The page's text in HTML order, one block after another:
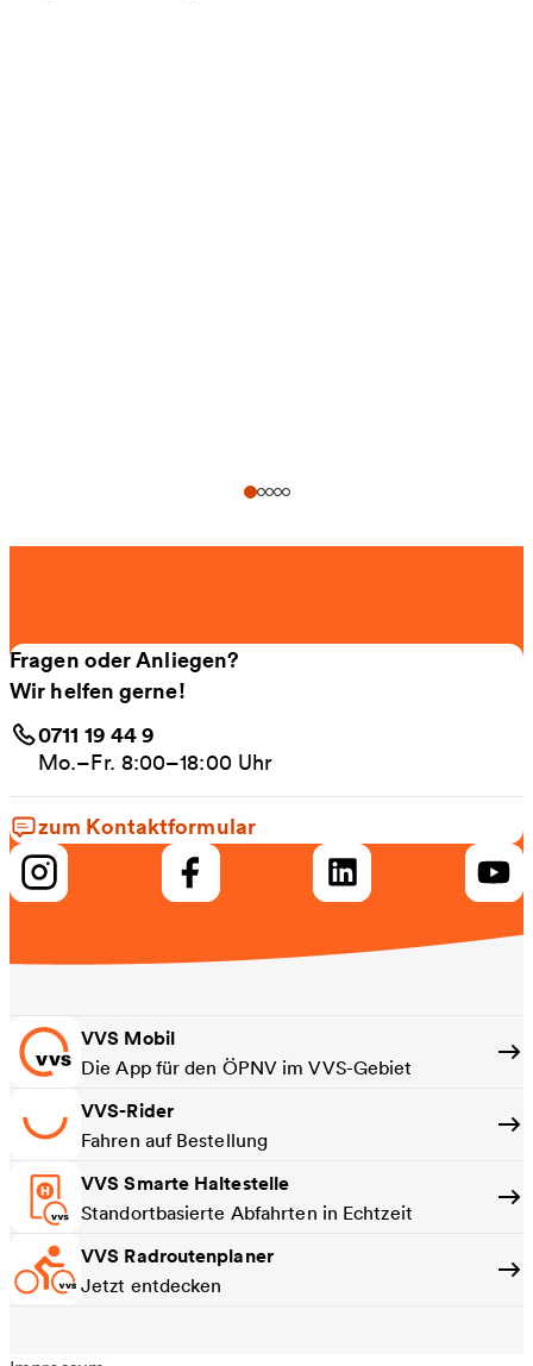
Fragen oder Anliegen?
Wir helfen gerne!
0711 19 44 9
Mo.–Fr. 8:00–18:00 Uhr
zum Kontaktformular
VVS Mobil
Die App für den ÖPNV im VVS-Gebiet
VVS-Rider
Fahren auf Bestellung
VVS Smarte Haltestelle
Standortbasierte Abfahrten in Echtzeit
VVS Radroutenplaner
Jetzt entdecken